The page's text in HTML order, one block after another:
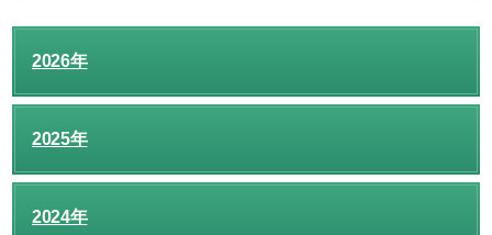
2026年
2025年
2024年